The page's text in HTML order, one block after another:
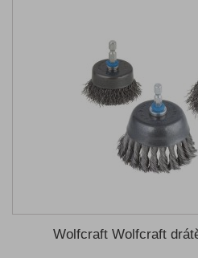
Wolfcraft Wolfcraft